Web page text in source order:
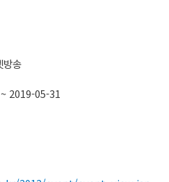
방송
2019-05-31